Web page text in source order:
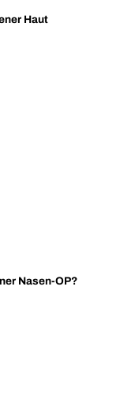
Haut
Nasen-OP?